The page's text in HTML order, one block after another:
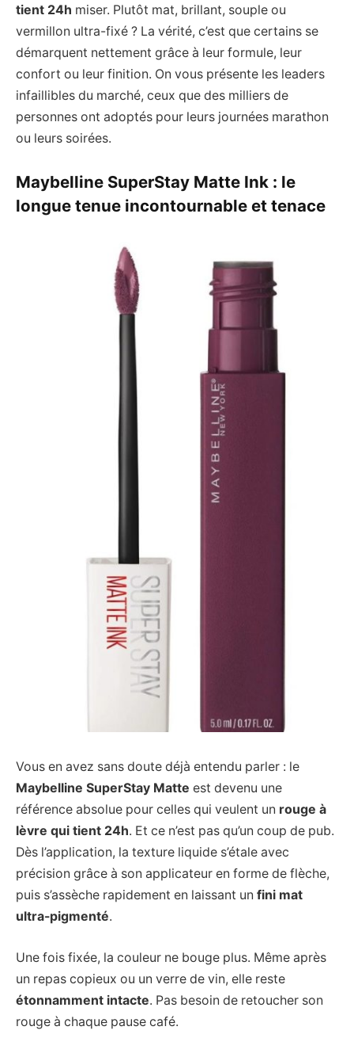
tient 24h miser. Plutôt mat, brillant, souple ou
vermillon ultra-fixé ? La vérité, c’est que certains se
démarquent nettement grâce à leur formule, leur
confort ou leur finition. On vous présente les leaders
infaillibles du marché, ceux que des milliers de
personnes ont adoptés pour leurs journées marathon
ou leurs soirées.
Maybelline SuperStay Matte Ink : le
longue tenue incontournable et tenace
Vous en avez sans doute déjà entendu parler : le
Maybelline SuperStay Matte est devenu une
référence absolue pour celles qui veulent un rouge à
lèvre qui tient 24h. Et ce n’est pas qu’un coup de pub.
Dès l’application, la texture liquide s’étale avec
précision grâce à son applicateur en forme de flèche,
puis s’assèche rapidement en laissant un fini mat
ultra-pigmenté.
Une fois fixée, la couleur ne bouge plus. Même après
un repas copieux ou un verre de vin, elle reste
étonnamment intacte. Pas besoin de retoucher son
rouge à chaque pause café.